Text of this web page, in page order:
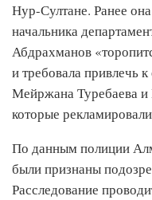
Нур-Султане. Ранее
начальника
Абдрахманов
и требовала привлечь
Мейржана Туребаева
которые
По данным полиции
были признаны
Расследование